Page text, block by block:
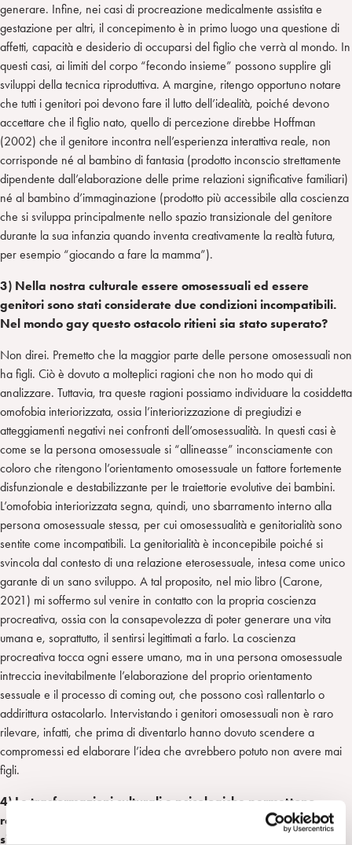
generare. Infine, nei casi di procreazione medicalmente assistita e
gestazione per altri, il concepimento è in primo luogo una questione di
affetti, capacità e desiderio di occuparsi del figlio che verrà al mondo. In
questi casi, ai limiti del corpo “fecondo insieme” possono supplire gli
sviluppi della tecnica riproduttiva. A margine, ritengo opportuno notare
che tutti i genitori poi devono fare il lutto dell’idealità, poiché devono
accettare che il figlio nato, quello di percezione direbbe Hoffman
(2002) che il genitore incontra nell’esperienza interattiva reale, non
corrisponde né al bambino di fantasia (prodotto inconscio strettamente
dipendente dall’elaborazione delle prime relazioni significative familiari)
né al bambino d’immaginazione (prodotto più accessibile alla coscienza
che si sviluppa principalmente nello spazio transizionale del genitore
durante la sua infanzia quando inventa creativamente la realtà futura,
per esempio “giocando a fare la mamma”).
3) Nella nostra culturale essere omosessuali ed essere
genitori sono stati considerate due condizioni incompatibili.
Nel mondo gay questo ostacolo ritieni sia stato superato?
Non direi. Premetto che la maggior parte delle persone omosessuali non
ha figli. Ciò è dovuto a molteplici ragioni che non ho modo qui di
analizzare. Tuttavia, tra queste ragioni possiamo individuare la cosiddetta
omofobia interiorizzata, ossia l’interiorizzazione di pregiudizi e
atteggiamenti negativi nei confronti dell’omosessualità. In questi casi è
come se la persona omosessuale si “allineasse” inconsciamente con
coloro che ritengono l’orientamento omosessuale un fattore fortemente
disfunzionale e destabilizzante per le traiettorie evolutive dei bambini.
L’omofobia interiorizzata segna, quindi, uno sbarramento interno alla
persona omosessuale stessa, per cui omosessualità e genitorialità sono
sentite come incompatibili. La genitorialità è inconcepibile poiché si
svincola dal contesto di una relazione eterosessuale, intesa come unico
garante di un sano sviluppo. A tal proposito, nel mio libro (Carone,
2021) mi soffermo sul venire in contatto con la propria coscienza
procreativa, ossia con la consapevolezza di poter generare una vita
umana e, soprattutto, il sentirsi legittimati a farlo. La coscienza
procreativa tocca ogni essere umano, ma in una persona omosessuale
intreccia inevitabilmente l’elaborazione del proprio orientamento
sessuale e il processo di coming out, che possono così rallentarlo o
addirittura ostacolarlo. Intervistando i genitori omosessuali non è raro
rilevare, infatti, che prima di diventarlo hanno dovuto scendere a
compromessi ed elaborare l’idea che avrebbero potuto non avere mai
figli.
4) Le trasformazioni culturali e psicologiche permettono
realizzazione di desideri un tempo impossibili, non credi che
si delinei il rischio di dare spazio a fantasie onnipotenti